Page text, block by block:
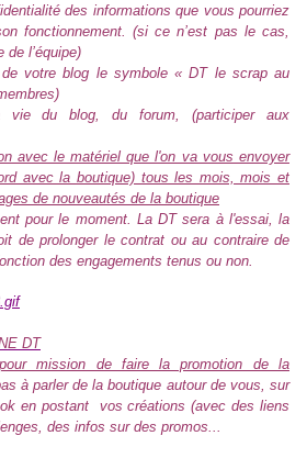
des informations que vous pourriez
fonctionnement. (si ce n’est pas le cas,
l’équipe)
votre blog le symbole « DT le scrap au
vie du blog, du forum, (participer aux
avec le matériel que l'on va vous envoyer
avec la boutique) tous les mois, mois et
de nouveautés de la boutique
pour le moment. La DT sera à l'essai, la
de prolonger le contrat ou au contraire de
des engagements tenus ou non.
DT
mission de faire la promotion de la
à parler de la boutique autour de vous, sur
en postant vos créations (avec des liens
des infos sur des promos...